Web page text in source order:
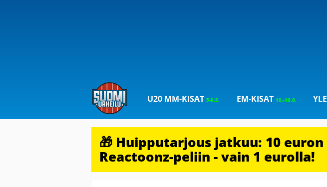
U20 MM-KISAT5-9.8. EM-KISAT 10.-16.8.
🎁 Huipputarjous jatkuu: 10
Reactoonz-peliin - vain 1 eurolla!